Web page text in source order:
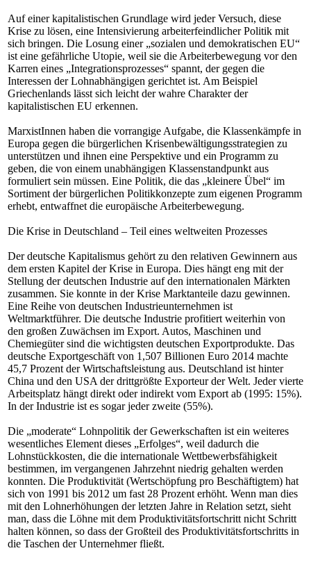
Auf einer kapitalistischen Grundlage wird jeder Versuch, diese
Krise zu lösen, eine Intensivierung arbeiterfeindlicher Politik mit
sich bringen. Die Losung einer „sozialen und demokratischen EU“
ist eine gefährliche Utopie, weil sie die Arbeiterbewegung vor den
Karren eines „Integrationsprozesses“ spannt, der gegen die
Interessen der Lohnabhängigen gerichtet ist. Am Beispiel
Griechenlands lässt sich leicht der wahre Charakter der
kapitalistischen EU erkennen.
MarxistInnen haben die vorrangige Aufgabe, die Klassenkämpfe in
Europa gegen die bürgerlichen Krisenbewältigungsstrategien zu
unterstützen und ihnen eine Perspektive und ein Programm zu
geben, die von einem unabhängigen Klassenstandpunkt aus
formuliert sein müssen. Eine Politik, die das „kleinere Übel“ im
Sortiment der bürgerlichen Politikkonzepte zum eigenen Programm
erhebt, entwaffnet die europäische Arbeiterbewegung.
Die Krise in Deutschland – Teil eines weltweiten Prozesses
Der deutsche Kapitalismus gehört zu den relativen Gewinnern aus
dem ersten Kapitel der Krise in Europa. Dies hängt eng mit der
Stellung der deutschen Industrie auf den internationalen Märkten
zusammen. Sie konnte in der Krise Marktanteile dazu gewinnen.
Eine Reihe von deutschen Industrieunternehmen ist
Weltmarktführer. Die deutsche Industrie profitiert weiterhin von
den großen Zuwächsen im Export. Autos, Maschinen und
Chemiegüter sind die wichtigsten deutschen Exportprodukte. Das
deutsche Exportgeschäft von 1,507 Billionen Euro 2014 machte
45,7 Prozent der Wirtschaftsleistung aus. Deutschland ist hinter
China und den USA der drittgrößte Exporteur der Welt. Jeder vierte
Arbeitsplatz hängt direkt oder indirekt vom Export ab (1995: 15%).
In der Industrie ist es sogar jeder zweite (55%).
Die „moderate“ Lohnpolitik der Gewerkschaften ist ein weiteres
wesentliches Element dieses „Erfolges“, weil dadurch die
Lohnstückkosten, die die internationale Wettbewerbsfähigkeit
bestimmen, im vergangenen Jahrzehnt niedrig gehalten werden
konnten. Die Produktivität (Wertschöpfung pro Beschäftigtem) hat
sich von 1991 bis 2012 um fast 28 Prozent erhöht. Wenn man dies
mit den Lohnerhöhungen der letzten Jahre in Relation setzt, sieht
man, dass die Löhne mit dem Produktivitätsfortschritt nicht Schritt
halten können, so dass der Großteil des Produktivitätsfortschritts in
die Taschen der Unternehmer fließt.